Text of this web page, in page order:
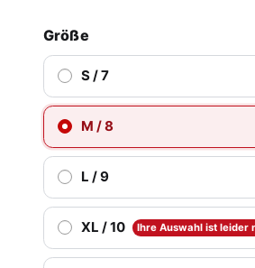
Größe
S / 7
M / 8
L / 9
XL / 10 Ihre Auswahl ist leider